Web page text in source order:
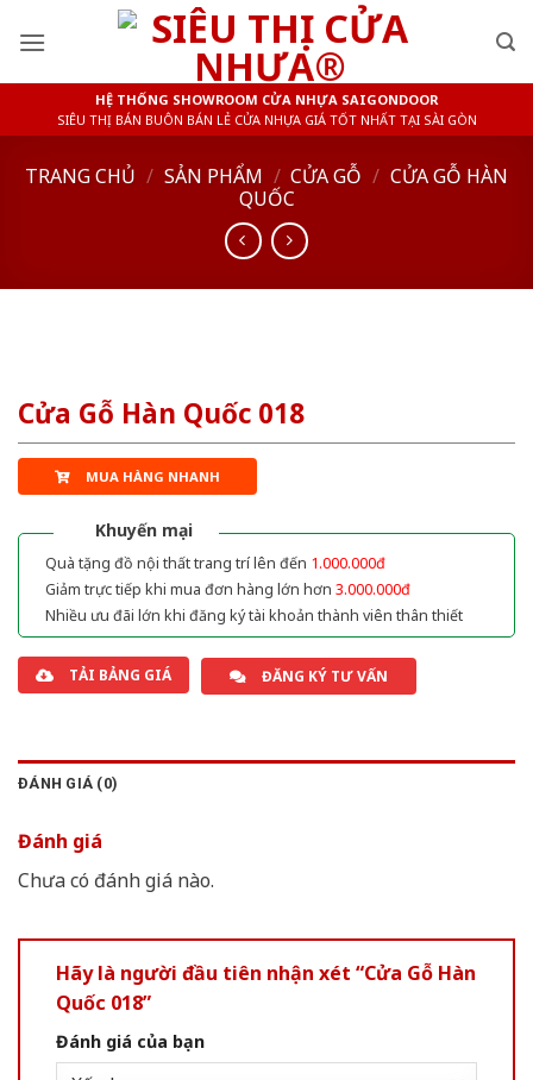
HỆ THỐNG SHOWROOM CỬA NHỰA SAIGONDOOR
SIÊU THỊ BÁN BUÔN BÁN LẺ CỬA NHỰA GIÁ TỐT NHẤT TẠI SÀI GÒN
TRANG CHỦ / SẢN PHẨM / CỬA GỖ / CỬA GỖ HÀN
QUỐC
Cửa Gỗ Hàn Quốc 018
MUA HÀNG NHANH
Khuyến mại
Quà tặng đồ nội thất trang trí lên đến 1.000.000đ
Giảm trực tiếp khi mua đơn hàng lớn hơn 3.000.000đ
Nhiều ưu đãi lớn khi đăng ký tài khoản thành viên thân thiết
TẢI BẢNG GIÁ ĐĂNG KÝ TƯ VẤN
ĐÁNH GIÁ (0)
Đánh giá
Chưa có đánh giá nào.
Hãy là người đầu tiên nhận xét “Cửa Gỗ Hàn
Quốc 018”
Đánh giá của bạn